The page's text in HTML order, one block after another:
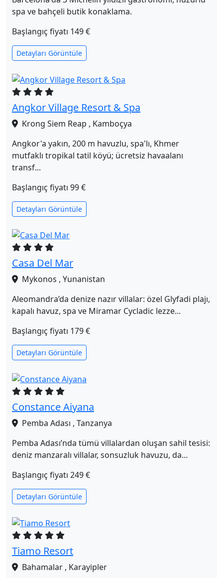
spa ve bahçeli butik konaklama.
Başlangıç fiyatı 149 €
Detayları Görüntüle
Angkor Village Resort & Spa
Krong Siem Reap , Kamboçya
Angkor'a yakın, 200 m havuzlu, spa'lı, Khmer
mutfaklı tropikal tatil köyü; ücretsiz havaalanı
transf...
Başlangıç fiyatı 99 €
Detayları Görüntüle
Casa Del Mar
Mykonos , Yunanistan
Aleomandra’da denize nazır villalar: özel Glyfadi plajı,
kapalı havuz, spa ve Miramar Cycladic lezze...
Başlangıç fiyatı 179 €
Detayları Görüntüle
Constance Aiyana
Pemba Adası , Tanzanya
Pemba Adası’nda tümü villalardan oluşan sahil tesisi:
deniz manzaralı villalar, sonsuzluk havuzu, da...
Başlangıç fiyatı 249 €
Detayları Görüntüle
Tiamo Resort
Bahamalar , Karayipler